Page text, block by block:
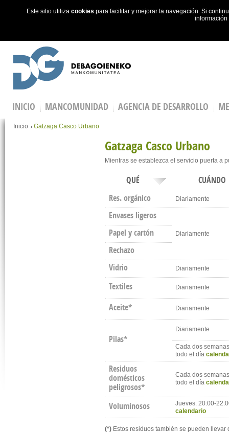
Este sitio utiliza cookies para facilitar y mejorar la navegación. Si
INICIO MANCOMUNIDAD AGENCIA DE DESARROLLO
You are here
Inicio Gatzaga Casco Urbano
Gatzaga Casco Urbano
Mientras se establezca el servicio puerta a
QUÉ
CUÁNDO
Res. orgánico
Diariamente
Envases ligeros
Diariamente
Papel y cartón
Rechazo
Vidrio
Diariamente
Textiles Diariamente
Aceite* Diariamente
Pilas*
Diariamente
Cada dos
todo el día
Residuos
domésticos
peligrosos*
Cada dos
todo el día
Voluminosos
Jueves. 20:00-
calendario
(*) Estos residuos también se pueden